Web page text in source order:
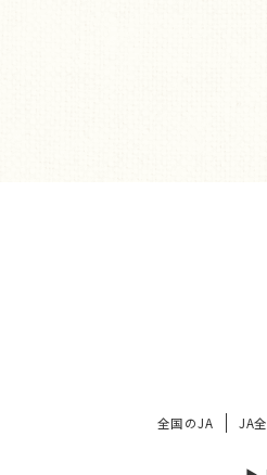
全国のJA JA